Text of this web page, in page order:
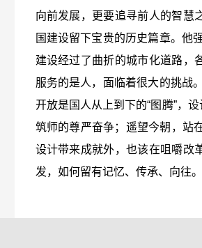
向前发展，更要追寻前人的智慧
国建设留下宝贵的历史篇章。他
建设经过了曲折的城市化道路，
服务的是人，面临着很大的挑战
开放是国人从上到下的“图腾”，
筑师的尊严奋争；遥望今朝，站
设计带来成就外，也该在咀嚼改
发，如何留有记忆、传承、向往。